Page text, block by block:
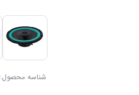
شناسه محصول: